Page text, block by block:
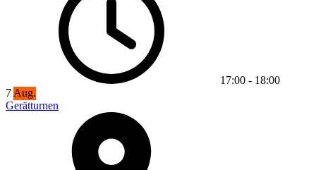
17:00 - 18:00
7Aug.
Gerätturnen